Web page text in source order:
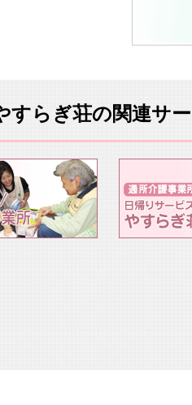
すらぎ荘の関連サ